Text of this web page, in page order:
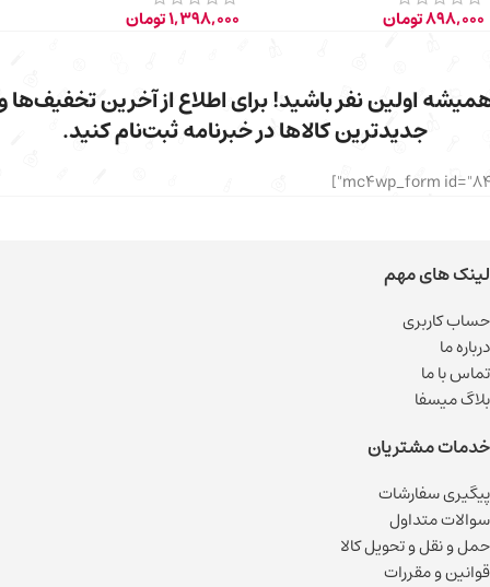
898,000تومان 1,398,000تومان
اولین نفر باشید! برای اطلاع از آخرین تخفیف‌ها
جدیدترین کالاها در خبرنامه ثبت‌نام کنید.
لینک های مهم
حساب کاربری
درباره ما
تماس با ما
بلاگ میسفا
خدمات مشتریان
پیگیری سفارشات
سوالات متداول
حمل و نقل و تحویل کالا
قوانین و مقررات